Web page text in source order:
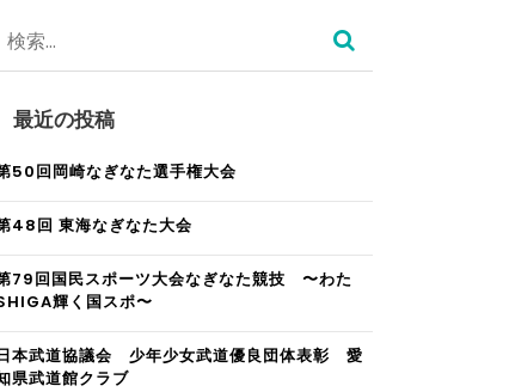
検
索:
最近の投稿
50回岡崎なぎなた選手権大会
48回 東海なぎなた大会
79回国民スポーツ大会なぎなた競技 〜わた
輝く国スポ〜
本武道協議会 少年少女武道優良団体表彰 愛
県武道館クラブ